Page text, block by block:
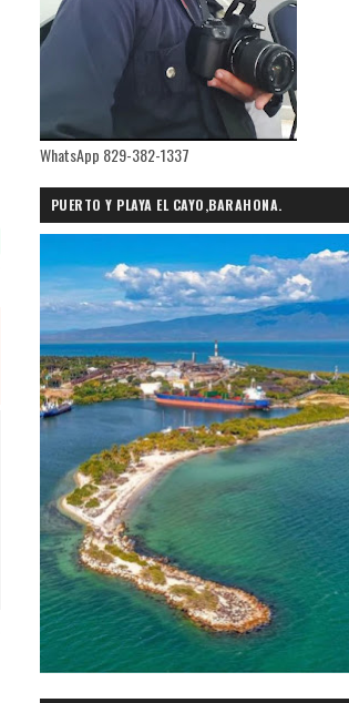
WhatsApp 829-382-1337
PUERTO Y PLAYA EL CAYO,BARAHONA.